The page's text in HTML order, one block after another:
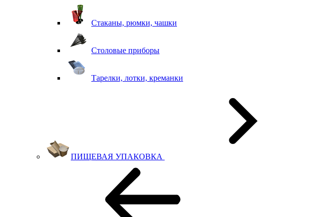
Стаканы, рюмки, чашки
Столовые приборы
Тарелки, лотки, креманки
ПИЩЕВАЯ УПАКОВКА